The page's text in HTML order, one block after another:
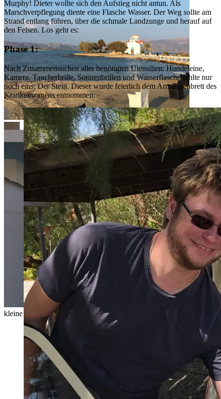
die tolle Kirche
kleine Gänge
Murphy! Dieter wollte sich den Aufstieg nicht antun. Als
Marschverpflegung diente eine Flasche Wasser. Der Weg sollte am
Strand entlang führen, über die schmale Landzunge und herauf auf
den Felsen. Los geht es:
Phase 1:
Nach Zusammensuchen aller benötigten Utensilien: Hundeleine,
Kamera, Taucherbrille, Sonnenbrillen und Wasserflasche fehlte nur
noch eins: Der Stein. Dieser wurde feierlich dem Armaturenbrett des
Krankenwagens entnommen: